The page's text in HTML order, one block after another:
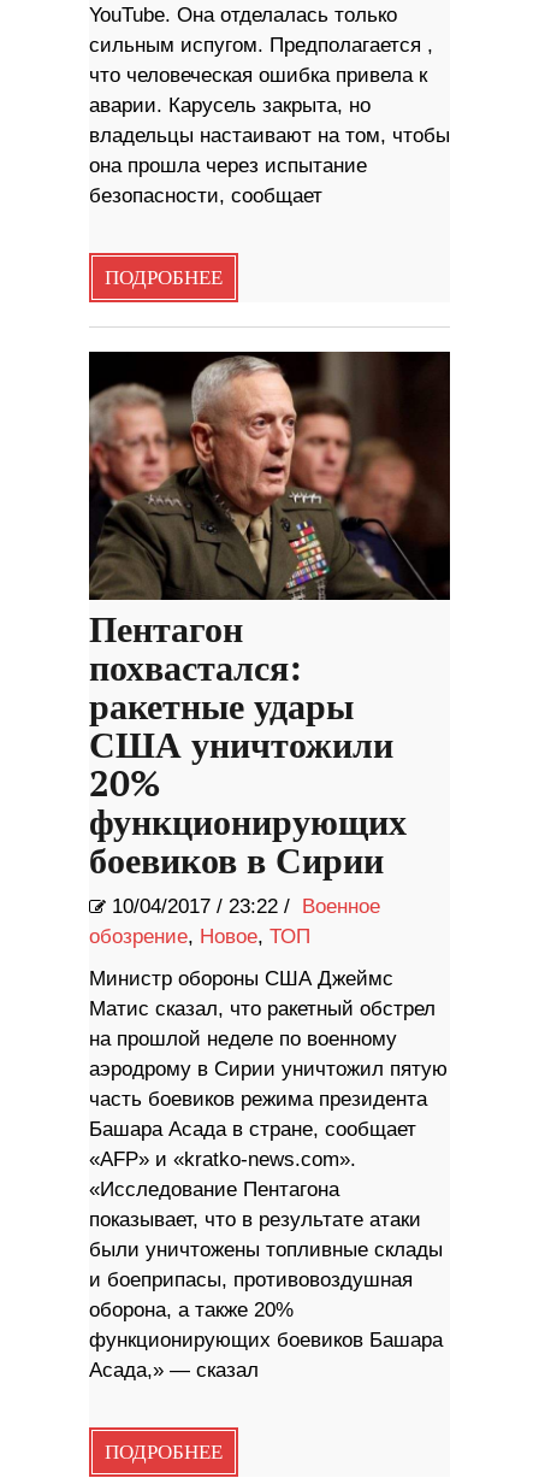
YouTube. Она отделалась только
сильным испугом. Предполагается ,
что человеческая ошибка привела к
аварии. Карусель закрыта, но
владельцы настаивают на том, чтобы
она прошла через испытание
безопасности, сообщает
ПОДРОБНЕЕ
Пентагон
похвастался:
ракетные удары
США уничтожили
20%
функционирующих
боевиков в Сирии
10/04/2017 / 23:22 / Военное
обозрение, Новое, ТОП
Министр обороны США Джеймс
Матис сказал, что ракетный обстрел
на прошлой неделе по военному
аэродрому в Сирии уничтожил пятую
часть боевиков режима президента
Башара Асада в стране, сообщает
«AFP» и «kratko-news.com».
«Исследование Пентагона
показывает, что в результате атаки
были уничтожены топливные склады
и боеприпасы, противовоздушная
оборона, а также 20%
функционирующих боевиков Башара
Асада,» — сказал
ПОДРОБНЕЕ